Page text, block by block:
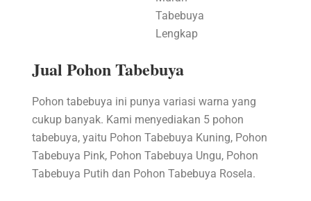
Jual Pohon Tabebuya
Pohon tabebuya ini punya variasi warna yang
cukup banyak. Kami menyediakan 5 pohon
tabebuya, yaitu Pohon Tabebuya Kuning, Pohon
Tabebuya Pink, Pohon Tabebuya Ungu, Pohon
Tabebuya Putih dan Pohon Tabebuya Rosela.